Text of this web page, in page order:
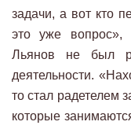
задачи, а вот кто
это уже вопрос»,
Льянов не был
деятельности.
то стал радетелем
которые